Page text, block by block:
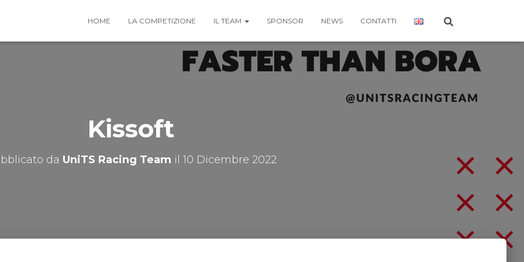
HOME LA COMPETIZIONE IL TEAM SPONSOR NEWS CONTATTI
Kissoft
da UniTS Racing Team il 10 Dicembre 2022